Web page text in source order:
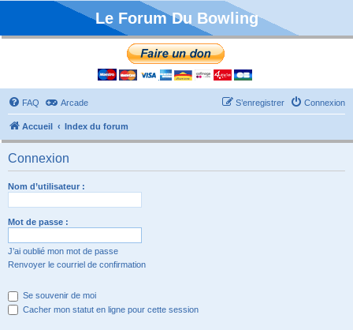
Le Forum Du Bowling
FAQ Arcade Connexion
S’enregistrer
Accueil Index du forum
Connexion
Nom d’utilisateur :
Mot de passe :
J’ai oublié mon mot de passe
Renvoyer le courriel de confirmation
Se souvenir de moi
Cacher mon statut en ligne pour cette session